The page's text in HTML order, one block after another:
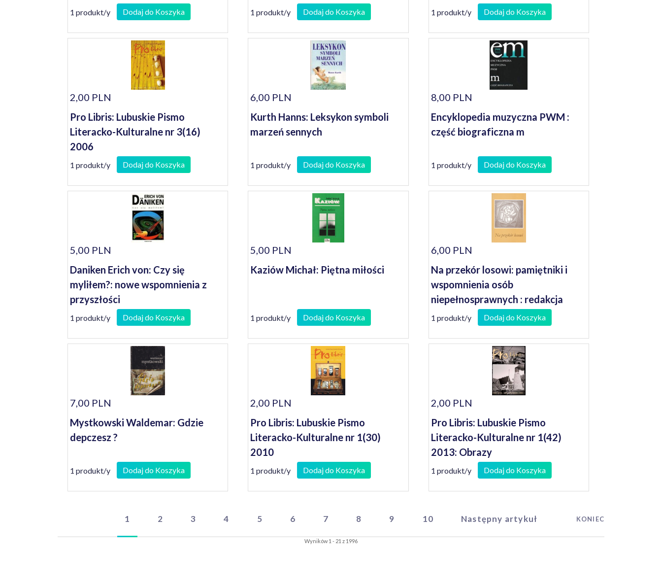
1 produkt/y Dodaj do Koszyka 1 produkt/y Dodaj do Koszyka
seniorów
1 produkt/y Dodaj do Koszyka
2,00 PLN
Pro Libris: Lubuskie Pismo
Literacko-Kulturalne nr 3(16)
2006
1 produkt/y Dodaj do Koszyka
6,00 PLN
Kurth Hanns: Leksykon symboli
marzeń sennych
1 produkt/y Dodaj do Koszyka
8,00 PLN
Encyklopedia muzyczna PWM :
część biograficzna m
1 produkt/y Dodaj do Koszyka
5,00 PLN
Daniken Erich von: Czy się
myliłem?: nowe wspomnienia z
przyszłości
1 produkt/y Dodaj do Koszyka
5,00 PLN
Kaziów Michał: Piętna miłości
1 produkt/y Dodaj do Koszyka
6,00 PLN
Na przekór losowi: pamiętniki i
wspomnienia osób
niepełnosprawnych : redakcja
Janusz Koniusz
1 produkt/y Dodaj do Koszyka
7,00 PLN
Mystkowski Waldemar: Gdzie
depczesz ?
1 produkt/y Dodaj do Koszyka
2,00 PLN
Pro Libris: Lubuskie Pismo
Literacko-Kulturalne nr 1(30)
2010
1 produkt/y Dodaj do Koszyka
2,00 PLN
Pro Libris: Lubuskie Pismo
Literacko-Kulturalne nr 1(42)
2013: Obrazy
1 produkt/y Dodaj do Koszyka
1 2 3 4 5 6 7 8 9 10 Następny artykuł KONIEC
Wyników 1 - 21 z 1996